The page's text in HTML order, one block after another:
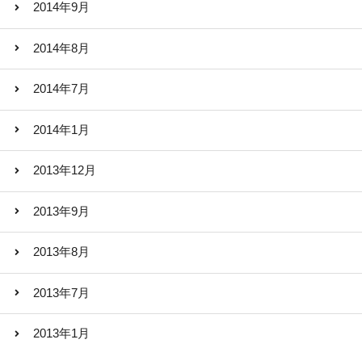
2014年9月
2014年8月
2014年7月
2014年1月
2013年12月
2013年9月
2013年8月
2013年7月
2013年1月